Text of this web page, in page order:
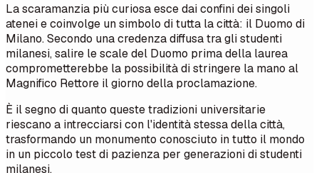
La scaramanzia più curiosa esce dai confini dei singoli
atenei e coinvolge un simbolo di tutta la città: il Duomo di
Milano. Secondo una credenza diffusa tra gli studenti
milanesi, salire le scale del Duomo prima della laurea
comprometterebbe la possibilità di stringere la mano al
Magnifico Rettore il giorno della proclamazione.
È il segno di quanto queste tradizioni universitarie
riescano a intrecciarsi con l'identità stessa della città,
trasformando un monumento conosciuto in tutto il mondo
in un piccolo test di pazienza per generazioni di studenti
milanesi.